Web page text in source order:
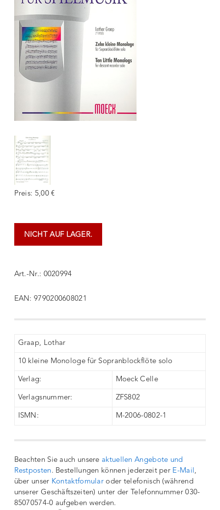
Preis: 5,00 €
NICHT AUF LAGER.
Art.-Nr.: 0020994
EAN: 9790200608021
Graap, Lothar
10 kleine Monologe für Sopranblockflöte solo
Verlag: Moeck Celle
Verlagsnummer: ZFS802
ISMN: M-2006-0802-1
Beachten Sie auch unsere aktuellen Angebote und
Restposten. Bestellungen können jederzeit per E-Mail,
über unser Kontaktfomular oder telefonisch (während
unserer Geschäftszeiten) unter der Telefonnummer 030-
85070574-0 aufgeben werden.